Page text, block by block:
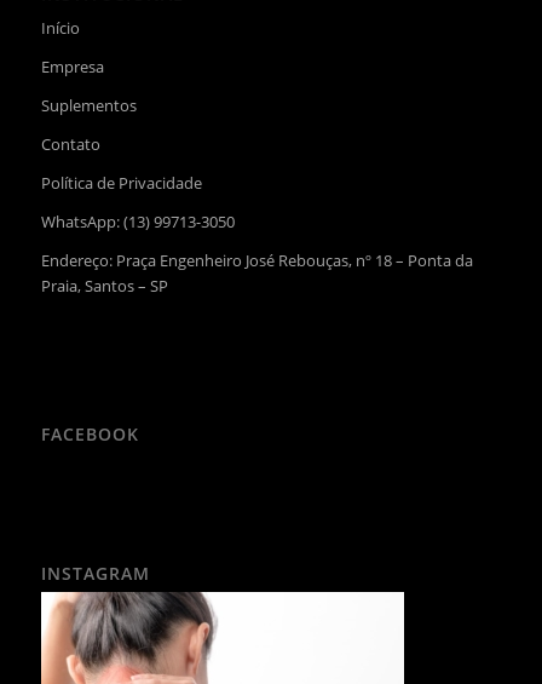
Início
Empresa
Suplementos
Contato
Política de Privacidade
WhatsApp:(13) 99713-3050
Endereço: Praça Engenheiro José Rebouças, nº 18 – Ponta da
Praia, Santos – SP
FACEBOOK
INSTAGRAM